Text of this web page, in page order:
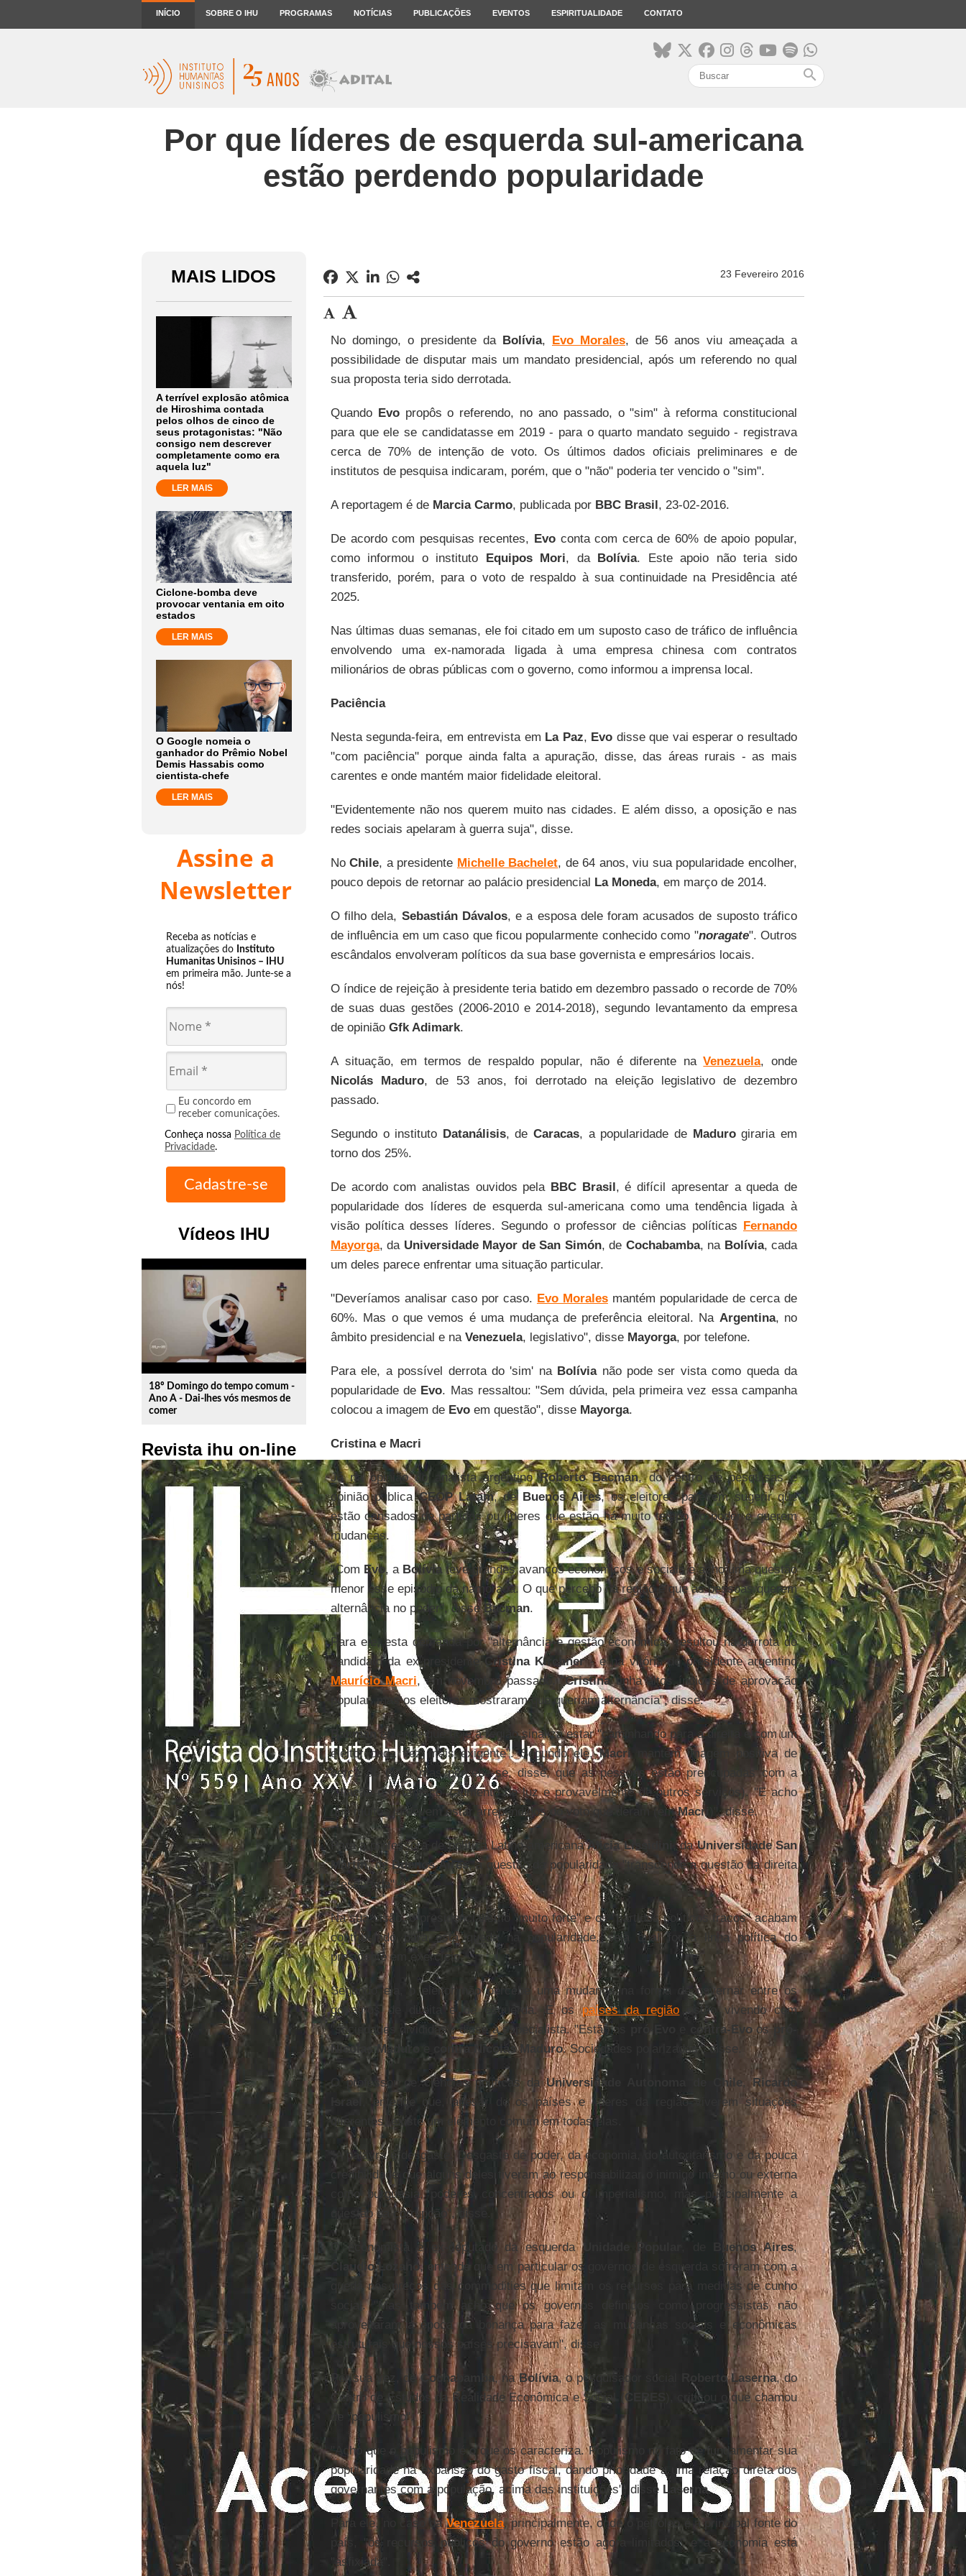
INÍCIO SOBRE O IHU PROGRAMAS NOTÍCIAS PUBLICAÇÕES EVENTOS ESPIRITUALIDADE CONTATO
search
Por que líderes de esquerda sul-americana
estão perdendo popularidade
MAIS LIDOS
A terrível explosão atômica
de Hiroshima contada
pelos olhos de cinco de
seus protagonistas: "Não
consigo nem descrever
completamente como era
aquela luz"
LER MAIS
Ciclone-bomba deve
provocar ventania em oito
estados
LER MAIS
O Google nomeia o
ganhador do Prêmio Nobel
Demis Hassabis como
cientista-chefe
LER MAIS
Assine a
Newsletter
Receba as notícias e
atualizações do Instituto
Humanitas Unisinos – IHU
em primeira mão. Junte-se a
nós!
Eu concordo em
receber comunicações.
Conheça nossa Política de
Privacidade.
Vídeos IHU
play_circle_outline
18º Domingo do tempo comum -
Ano A - Dai-lhes vós mesmos de
comer
Revista ihu on-line
23 Fevereiro 2016
No domingo, o presidente da Bolívia, Evo Morales, de 56 anos viu ameaçada a
possibilidade de disputar mais um mandato presidencial, após um referendo no qual
sua proposta teria sido derrotada.
Quando Evopropôs o referendo, no ano passado, o "sim" à reforma constitucional
para que ele se candidatasse em 2019 - para o quarto mandato seguido - registrava
cerca de 70% de intenção de voto. Os últimos dados oficiais preliminares e de
institutos de pesquisa indicaram, porém, que o "não" poderia ter vencido o "sim".
A reportagem é de Marcia Carmo, publicada por BBC Brasil, 23-02-2016.
De acordo com pesquisas recentes, Evo conta com cerca de 60% de apoio popular,
como informou o instituto Equipos Mori, da Bolívia. Este apoio não teria sido
transferido, porém, para o voto de respaldo à sua continuidade na Presidência até
2025.
Nas últimas duas semanas, ele foi citado em um suposto caso de tráfico de influência
envolvendo uma ex-namorada ligada à uma empresa chinesa com contratos
milionários de obras públicas com o governo, como informou a imprensa local.
Paciência
Nesta segunda-feira, em entrevista em La Paz, Evo disse que vai esperar o resultado
"com paciência" porque ainda falta a apuração, disse, das áreas rurais - as mais
carentes e onde mantém maior fidelidade eleitoral.
"Evidentemente não nos querem muito nas cidades. E além disso, a oposição e nas
redes sociais apelaram à guerra suja", disse.
NoChile, a presidente Michelle Bachelet, de 64 anos, viu sua popularidade encolher,
pouco depois de retornar ao palácio presidencial La Moneda, em março de 2014.
O filho dela, Sebastián Dávalos, e a esposa dele foram acusados de suposto tráfico
de influência em um caso que ficou popularmente conhecido como "noragate". Outros
escândalos envolveram políticos da sua base governista e empresários locais.
O índice de rejeição à presidente teria batido em dezembro passado o recorde de 70%
de suas duas gestões (2006-2010 e 2014-2018), segundo levantamento da empresa
de opinião Gfk Adimark.
A situação, em termos de respaldo popular, não é diferente naVenezuela, onde
Nicolás Maduro, de 53 anos, foi derrotado na eleição legislativo de dezembro
passado.
Segundo o instituto Datanálisis, deCaracas, a popularidade de Madurogiraria em
torno dos 25%.
De acordo com analistas ouvidos pela BBC Brasil, é difícil apresentar a queda de
popularidade dos líderes de esquerda sul-americana como uma tendência ligada à
visão política desses líderes. Segundo o professor de ciências políticas Fernando
Mayorga, da Universidade Mayor de San Simón, de Cochabamba, na Bolívia, cada
um deles parece enfrentar uma situação particular.
"Deveríamos analisar caso por caso. Evo Moralesmantém popularidade de cerca de
60%. Mas o que vemos é uma mudança de preferência eleitoral. Na Argentina, no
âmbito presidencial e na Venezuela, legislativo", disse Mayorga, por telefone.
Para ele, a possível derrota do 'sim' na Bolívianão pode ser vista como queda da
popularidade de Evo. Mas ressaltou: "Sem dúvida, pela primeira vez essa campanha
colocou a imagem de Evoem questão", disse Mayorga.
Cristina e Macri
Já na opinião do analista argentinoRoberto Bacman, do centro de pesquisas e
opinião públicaCEOP Latam, de Buenos Aires, os eleitores parecem sugerir que
estão cansados de partidos ou líderes que estão há muito tempo no poder e querem
mudanças.
"Com Evo, a Bolíviateve grandes avanços econômicos e sociais e acho uma questão
menor esse episódio da namorada. O que percebo na região é que as pessoas querem
alternância no poder", disseBacman.
Para ele, esta demanda por "alternância e gestão econômica" resultou na derrota do
candidato da ex-presidenteCristina Kirchner- e na vitória do presidente argentino
Maurício Macri, em novembro passado. "Cristinatinha altos índices de aprovação
popular, mas os eleitores mostraram que queriam alternância", disse.
Bacmanentende que hoje a região sinaliza estar "caminhando para a direita e com um
eleitor cada vez mais exigente". Segundo ele,Macrimantém imagem positiva de
cerca de 60%, mas percebe-se, disse, que as pessoas estão preocupadas com a
inflação e o 'tarifaço' (aumento de luz e provavelmente de outros serviços). "E acho
que muitos já devem estar arrependidos do voto que deram (emMacri )", disse.
Para a professora de política Latino-americanaAlicia Lissidini , daUniversidade San
Martín, deBuenos Aires, a questão da popularidade "transcende a questão da direita
e esquerda".
Na sua visão, o presidencialismo "muito forte" e os "partidos políticos fracos" acabam
contribuindo para esta queda na popularidade, seja qual for a linha política do
presidente em exercício.
Segundo ela, o eleitor não percebe uma mudança na forma de governar entre os
governos de direita e de esquerda. E ospaíses da região estão vivendo com
"sociedades divididas", disse a especialista. "Estão os
pró-Evo contra-Evoos
Nicolas Maduro
contra Nicolás Maduro. Sociedades polarizadas", disse.
O professor de ciências políticas daUniversidade Autonoma de Chile,Ricardo
, entende que, apesar de os países e líderes da região viverem situações
diferentes, existe um elemento comum em todas elas.
"A palavra é desgaste. Desgaste de poder, da economia, do autoritarismo e da pouca
credibilidade que alguns deles tiveram ao responsabilizar o inimigo interno ou externa
como burguesia, poderes concentrados ou o imperialismo, mas principalmente a
questão da corrupção", disse.
O economista e ex-deputado da esquerdaUnidade Popular Buenos Aires,
Claudio Lozano, entende que em particular os governos de esquerda sofreram com a
queda nos preços das commodities que limitam os recursos para medidas de cunho
social. "Mas também acho que os governos definidos como progressistas não
aproveitaram a época da bonança para fazer as mudanças sociais e econômicas
estruturais que nossos países precisavam", disse.
Por sua vez, deCochabamba, naBolívia, o pesquisador social Roberto Laserna, do
Centro de Estudos da Realidade Econômica e Social (CERES
), criticou o que chamou
de "populismo".
"Acho que o populismo é o que os caracteriza. Populismo no fato de fundamentar sua
popularidade na expansão do gasto fiscal, dando prioridade a uma relação direta dos
governantes com a população, acima das instituições", disse Laserna.
Para ele, no caso daVenezuela, principalmente, onde o petróleo é a principal fonte do
país, "os recursos públicos do governo estão agora limitados" e a economia está
"asfixiada".